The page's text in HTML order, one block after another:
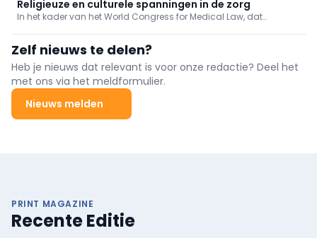
Religieuze en culturele spanningen in de zorg
In het kader van het World Congress for Medical Law, dat
officieel boven de doopvont gehouden.
Zelf nieuws te delen?
Heb je nieuws dat relevant is voor onze redactie? Deel het
met ons via het meldformulier.
Nieuws melden
PRINT MAGAZINE
Recente Editie